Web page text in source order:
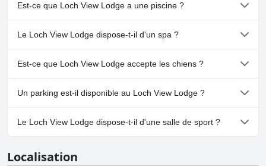
Est-ce que Loch View Lodge a une piscine ?
Non, Loch View Lodge n'a pas de piscine.
Le Loch View Lodge dispose-t-il d'un spa ?
Non, il n'y a pas de spa à Loch View Lodge.
Est-ce que Loch View Lodge accepte les chiens ?
Non, Loch View Lodge n'accepte pas les chiens.
Un parking est-il disponible au Loch View Lodge ?
Oui, un parking est disponible à Loch View Lodge.
Le Loch View Lodge dispose-t-il d'une salle de sport ?
Localisation